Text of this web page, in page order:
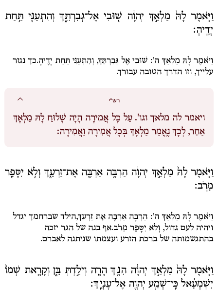
וַיֹּ֤אמֶר לָהּ֙ מַלְאַ֣ךְ יְהוָ֔ה שׁ֖וּבִי אֶל־גְּבִרְתֵּ֑ךְ וְהִתְעַנִּ֖י תַּ֥חַת
יָדֶֽיהָ׃
וַיֹּאמֶר לָהּ מַלְאַךְ ה': שׁוּבִי אֶל גְּבִרְתֵּךְ, וְהִתְעַנִּי תַּחַת יָדֶיהָ.כך נגזר
עלייך, וזו הדרך הטובה עבורך.
רש"י
ויאמר לה מלאך וגו'. עַל כָּל אֲמִירָה הָיָה שָׁלוּחַ לָהּ מַלְאָךְ
אַחֵר, לְכָךְ נֶאֱמַר מַלְאָךְ בְּכָל אֲמִירָה וַאֲמִירָה:
וַיֹּ֤אמֶר לָהּ֙ מַלְאַ֣ךְ יְהוָ֔ה הַרְבָּ֥ה אַרְבֶּ֖ה אֶת־זַרְעֵ֑ךְ וְלֹ֥א יִסָּפֵ֖ר
מֵרֹֽב׃
וַיֹּאמֶר לָהּ מַלְאַךְ ה': הַרְבָּה אַרְבֶּה אֶת זַרְעֵךְ,הילד שברחמך יגדל
ויהיה לעם גדול, וְלֹא יִסָּפֵר מֵרֹב.אף בנה של הגר יזכה
בהתגשמותה של ברכת הזרע ועצמתו שניתנה לאברם.
וַיֹּ֤אמֶר לָהּ֙ מַלְאַ֣ךְ יְהוָ֔ה הִנָּ֥ךְ הָרָ֖ה וְיֹלַ֣דְתְּ בֵּ֑ן וְקָרָ֤את שְׁמוֹ֙
יִשְׁמָעֵ֔אל כִּֽי־שָׁמַ֥ע יְהוָ֖ה אֶל־עָנְיֵֽךְ׃